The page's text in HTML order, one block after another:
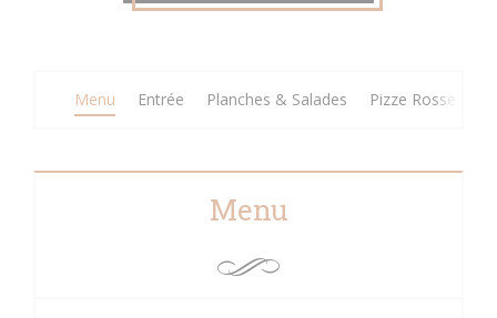
Menu Entrée Planches & Salades Pizze Rosse
Menu